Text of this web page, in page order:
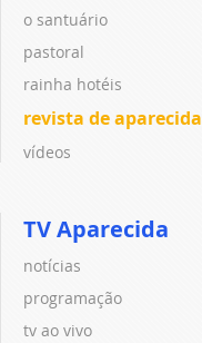
o santuário
pastoral
rainha hotéis
revista de aparecida
vídeos
TV Aparecida
notícias
programação
tv ao vivo